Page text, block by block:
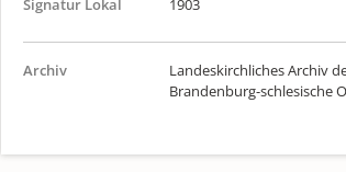
Signatur Lokal 1903
Archiv
Landeskirchliches Archiv
Brandenburg-schlesische